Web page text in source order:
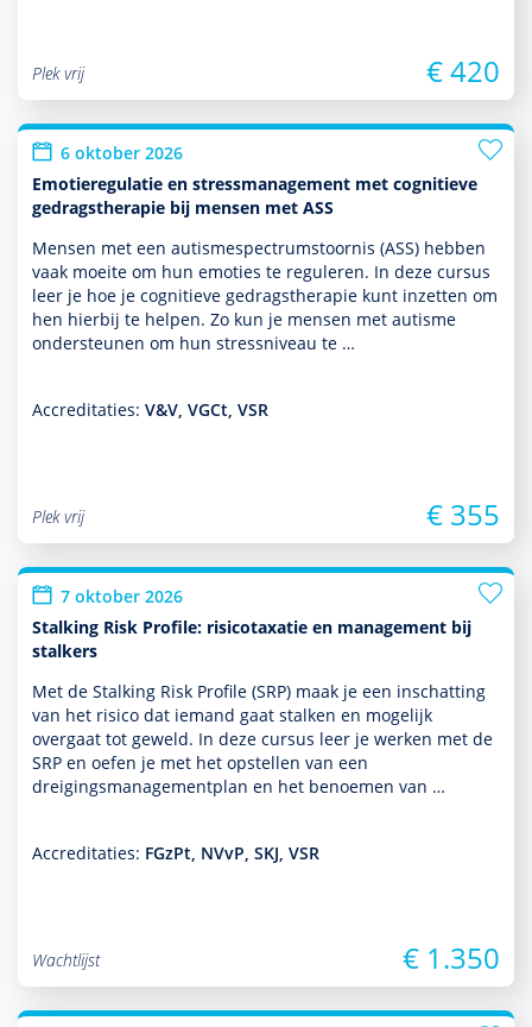
Plek vrij € 420
6 oktober 2026
Emotieregulatie en stressmanagement met cognitieve
gedragstherapie bij mensen met ASS
Mensen met een autisme­spectrum­stoor­nis (ASS) hebben
vaak moeite om hun emoties te reguleren. In deze cursus
leer je hoe je cogni­tieve gedrags­thera­pie kunt inzetten om
hen hierbij te helpen. Zo kun je mensen met autisme
onder­steunen om hun stressniveau te …
Accreditaties: V&V, VGCt, VSR
Plek vrij € 355
7 oktober 2026
Stalking Risk Profile: risicotaxatie en management bij
stalkers
Met de Stalking Risk Profile (SRP) maak je een inschatting
van het risico dat iemand gaat stalken en moge­lijk
overgaat tot geweld. In deze cursus leer je werken met de
SRP en oefen je met het opstellen van een
dreigingsmanagementplan en het benoemen van …
Accreditaties: FGzPt, NVvP, SKJ, VSR
Wachtlijst € 1.350